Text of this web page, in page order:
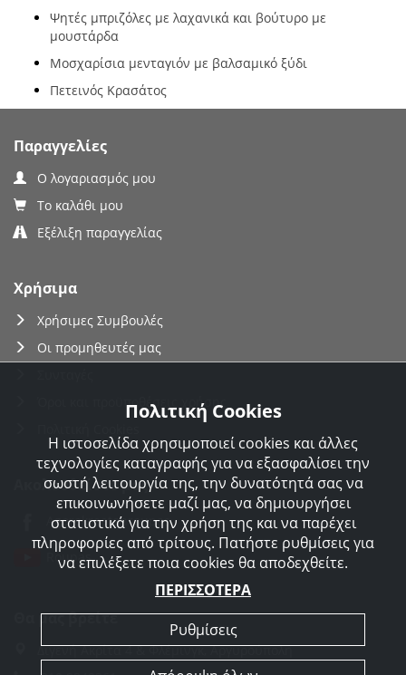
Ψητές μπριζόλες με λαχανικά και βούτυρο με
μουστάρδα
Μοσχαρίσια μενταγιόν με βαλσαμικό ξύδι
Πετεινός Κρασάτος
Παραγγελίες
Ο λογαριασμός μου
Το καλάθι μου
Εξέλιξη παραγγελίας
Χρήσιμα
Χρήσιμες Συμβουλές
Οι προμηθευτές μας
Όροι και προϋποθέσεις χρήσης
Ακολουθείστε μας
Agorakreatonroupas
Roupas
Θα μας βρείτε
Διγενή Ακρίτα 4 & Φλέμινγκ, Αργυρούπολη
Πολιτική Cookies
Η ιστοσελίδα χρησιμοποιεί cookies και άλλες
τεχνολογίες καταγραφής για να εξασφαλίσει την
σωστή λειτουργία της, την δυνατότητά σας να
επικοινωνήσετε μαζί μας, να δημιουργήσει
στατιστικά για την χρήση της και να παρέχει
πληροφορίες από τρίτους. Πατήστε ρυθμίσεις για
να επιλέξετε ποια cookies θα αποδεχθείτε.
ΠΕΡΙΣΣΟΤΕΡΑ
Ρυθμίσεις